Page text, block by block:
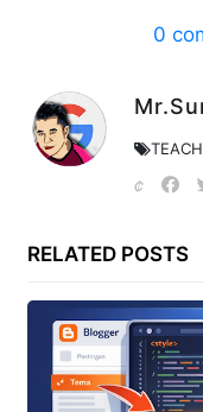
0
RELATED POSTS